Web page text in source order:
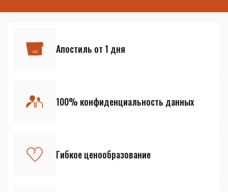
Апостиль от 1 дня
100% конфиденциальность данных
Гибкое ценообразование